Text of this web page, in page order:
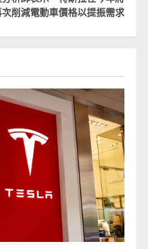
削減電動車價格以提振需求